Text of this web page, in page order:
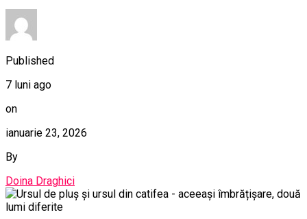
Published
7 luni ago
on
ianuarie 23, 2026
By
Doina Draghici